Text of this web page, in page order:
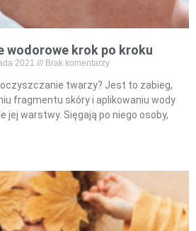
wodorowe krok po kroku
2021 Brak komentarzy
twarzy? Jest to zabieg,
fragmentu skóry i aplikowaniu wody
jej warstwy. Sięgają po niego osoby,